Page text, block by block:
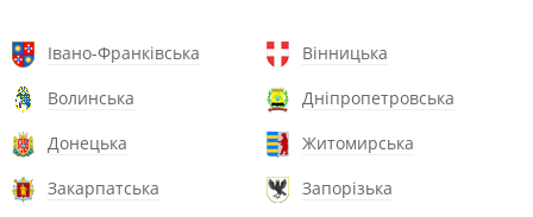
Івано-Франківська
Вінницька
Волинська
Дніпропетровська
Донецька
Житомирська
Закарпатська
Запорізька